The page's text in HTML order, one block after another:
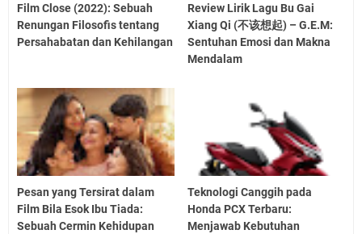
Film Close (2022): Sebuah
Renungan Filosofis tentang
Persahabatan dan Kehilangan
Review Lirik Lagu Bu Gai
Xiang Qi (不该想起) – G.E.M:
Sentuhan Emosi dan Makna
Mendalam
Pesan yang Tersirat dalam
Film Bila Esok Ibu Tiada:
Sebuah Cermin Kehidupan
Teknologi Canggih pada
Honda PCX Terbaru:
Menjawab Kebutuhan